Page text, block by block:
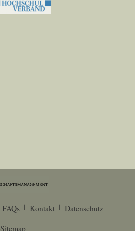
FAQs Kontakt
Datenschutz
Sitemap